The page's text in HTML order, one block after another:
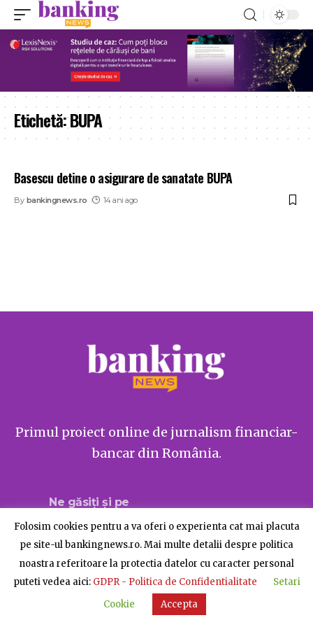
Etichetă:BUPA
Basescu detine o asigurare de sanatate BUPA
By bankingnews.ro 14 ani ago
Primul proiect online de jurnalism financiar-
bancar din România.
Ne găsiți și pe
© BankingNews - Toate drepturile rezervate
Despre BankingNews Contact Publicitate
Folosim cookies pentru a va oferi o experienta cat mai placuta
pe site-ul bankingnews.ro. Mai multe detalii despre politica
noastra referitoare la protectia datelor cu caracter personal
puteti vedea aici: GDPR - Politica de Confidentialitate
Setari
Cookie
Accepta